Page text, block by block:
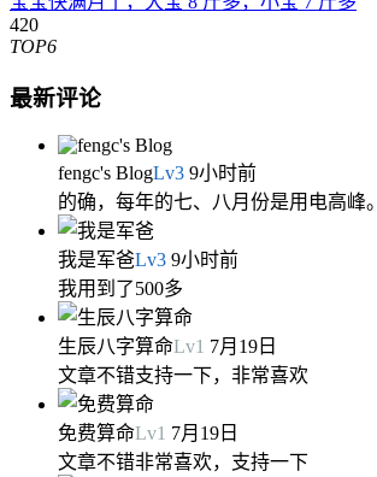
420
TOP6
最新评论
fengc's BlogLv3 9小时前
的确，每年的七、八月份是用电高峰。
我是军爸Lv3 9小时前
我用到了500多
生辰八字算命Lv1 7月19日
文章不错支持一下，非常喜欢
免费算命Lv1 7月19日
文章不错非常喜欢，支持一下